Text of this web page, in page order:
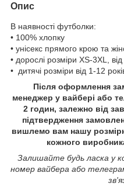
Опис
В наявності футболки:
• 100% хлопку
• унісекс прямого крою та
• дорослі розміри XS-3XL,
• дитячі розміри від 1-12
Після оформлення
менеджер у вайбері або
2 годин, залежно від
підтвердження
вишлемо вам нашу
кожного
Залишайте будь ласка у
номер вайбера або